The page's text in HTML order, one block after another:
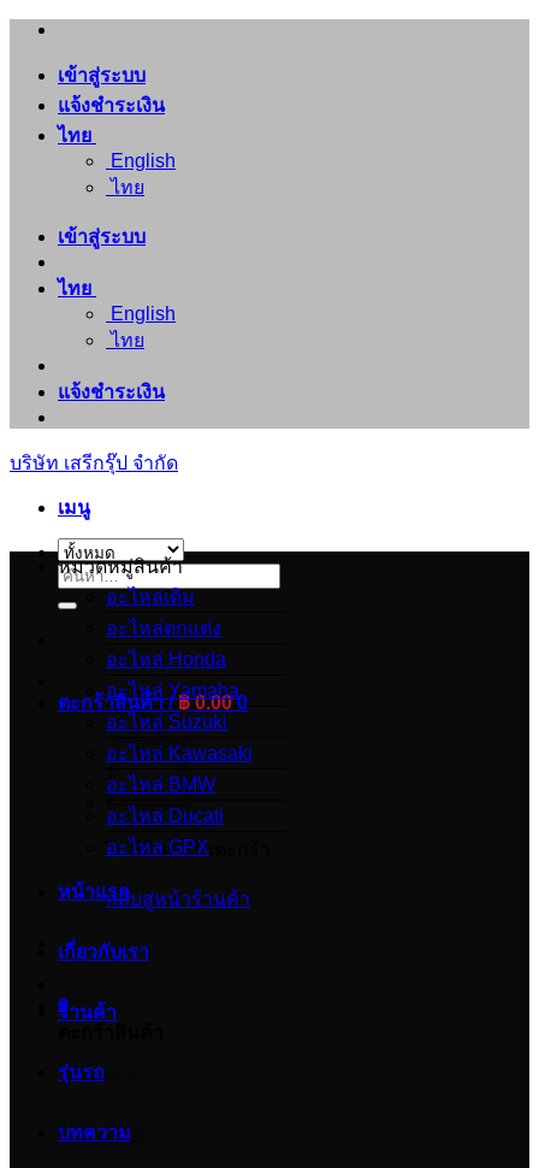
ข้าม
เนื้อหา
เข้าสู่ระบบ
แจ้งชำระเงิน
ไทย
English
ไทย
เข้าสู่ระบบ
ไทย
English
ไทย
แจ้งชำระเงิน
บริษัท เสรีกรุ๊ป จำกัด
เมนู
ค้นหา:
ตะกร้าสินค้า /฿0.00 0
ไม่มีสินค้าในตะกร้า
กลับสู่หน้าร้านค้า
0
หมวดหมู่สินค้า
อะไหล่เดิม
อะไหล่ตกแต่ง
อะไหล่ Honda
อะไหล่ Yamaha
อะไหล่ Suzuki
อะไหล่ Kawasaki
อะไหล่ BMW
อะไหล่ Ducati
อะไหล่ GPX
หน้าแรก
เกี่ยวกับเรา
ร้านค้า
รุ่นรถ
บทความ